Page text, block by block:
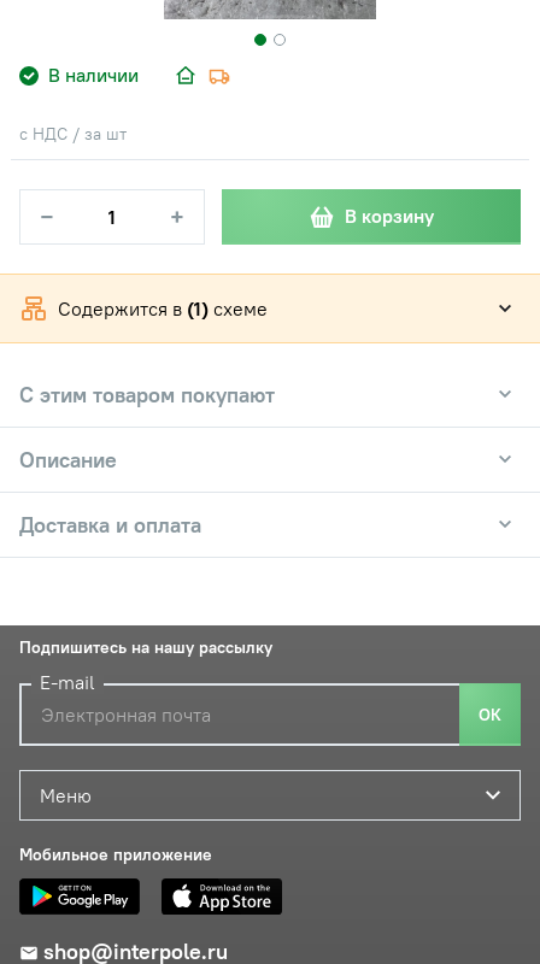
В наличии
с НДС / за шт
− + В корзину
Содержится в (1) схеме
С этим товаром покупают
Описание
Доставка и оплата
Меню
Мобильное приложение
shop@interpole.ru
Подпишитесь на нашу рассылку
E-mail
ОК